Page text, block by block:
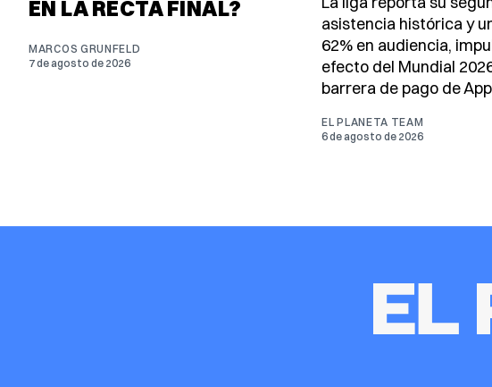
EN LA RECTA FINAL?
MARCOS GRUNFELD
7 de agosto de 2026
asistencia histórica y
62% en audiencia,
efecto del Mundial
barrera de pago de
EL PLANETA TEAM
6 de agosto de 2026